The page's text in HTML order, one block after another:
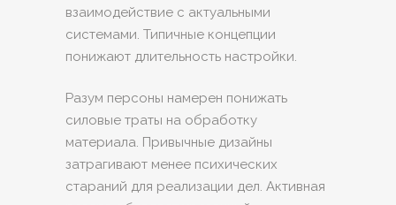
взаимодействие с актуальными
системами. Типичные концепции
понижают длительность настройки.
Разум персоны намерен понижать
силовые траты на обработку
материала. Привычные дизайны
затрагивают менее психических
стараний для реализации дел. Активная